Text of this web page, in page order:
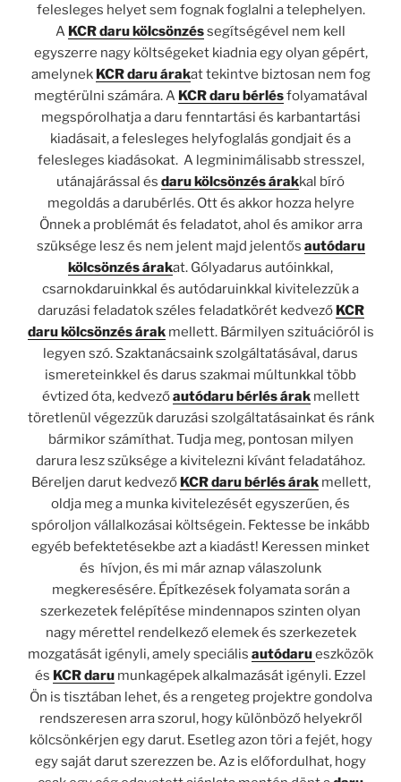
felesleges helyet sem fognak foglalni a telephelyen.
A KCR daru kölcsönzéssegítségével nem kell
egyszerre nagy költségeket kiadnia egy olyan gépért,
amelynek KCR daru árakat tekintve biztosan nem fog
megtérülni számára. A KCR daru bérlésfolyamatával
megspórolhatja a daru fenntartási és karbantartási
kiadásait, a felesleges helyfoglalás gondjait és a
felesleges kiadásokat. A legminimálisabb stresszel,
utánajárással és daru kölcsönzés árakkal bíró
megoldás a darubérlés. Ott és akkor hozza helyre
Önnek a problémát és feladatot, ahol és amikor arra
szüksége lesz és nem jelent majd jelentős autódaru
kölcsönzés árakat. Gólyadarus autóinkkal,
csarnokdaruinkkal és autódaruinkkal kivitelezzük a
daruzási feladatok széles feladatkörét kedvező KCR
daru kölcsönzés árakmellett. Bármilyen szituációról is
legyen szó. Szaktanácsaink szolgáltatásával, darus
ismereteinkkel és darus szakmai múltunkkal több
évtized óta, kedvezőautódaru bérlés árakmellett
töretlenül végezzük daruzási szolgáltatásainkat és ránk
bármikor számíthat. Tudja meg, pontosan milyen
darura lesz szüksége a kivitelezni kívánt feladatához.
Béreljen darut kedvező KCR daru bérlés árakmellett,
oldja meg a munka kivitelezését egyszerűen, és
spóroljon vállalkozásai költségein. Fektesse be inkább
egyéb befektetésekbe azt a kiadást! Keressen minket
és hívjon, és mi már aznap válaszolunk
megkeresésére. Építkezések folyamata során a
szerkezetek felépítése mindennapos szinten olyan
nagy mérettel rendelkező elemek és szerkezetek
mozgatását igényli, amely speciális autódarueszközök
és KCR daru munkagépek alkalmazását igényli. Ezzel
Ön is tisztában lehet, és a rengeteg projektre gondolva
rendszeresen arra szorul, hogy különböző helyekről
kölcsönkérjen egy darut. Esetleg azon töri a fejét, hogy
egy saját darut szerezzen be. Az is előfordulhat, hogy